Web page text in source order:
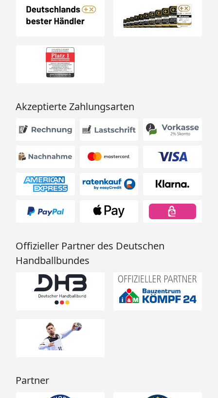
Akzeptierte Zahlungsarten
Offizieller Partner des Deutschen
Handballbundes
Partner